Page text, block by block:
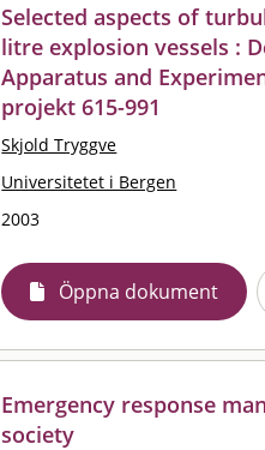
Selected aspects of
litre explosion vessels :
Apparatus and
projekt 615-991
Skjold Tryggve
Universitetet i Bergen
2003
Öppna dokument
Emergency response
society